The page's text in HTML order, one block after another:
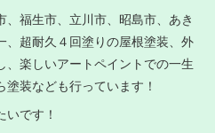
福生市、立川市、昭島市、あき
、超耐久４回塗りの屋根塗装、外
楽しいアートペイントでの一生
装なども行っています！
いです！